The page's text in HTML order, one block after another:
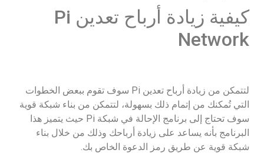
كيفية زيادة أرباح تعدين Pi
Network
لتتمكن من زيادة أرباح تعدين Pi سوف تقوم ببعض الخطوات
التي تُمكنك من إتمام ذلك بسهولة، لتتمكن من بناء شبكة قوية
سوف تحتاج إلى برنامج الإحالة في شبكة Pi حيث يتميز هذا
البرنامج بأنه يساعد على زيادة أرباحك وذلك من خلال بناء
شبكة قوية عن طريق رمز الدعوة الخاص بك.